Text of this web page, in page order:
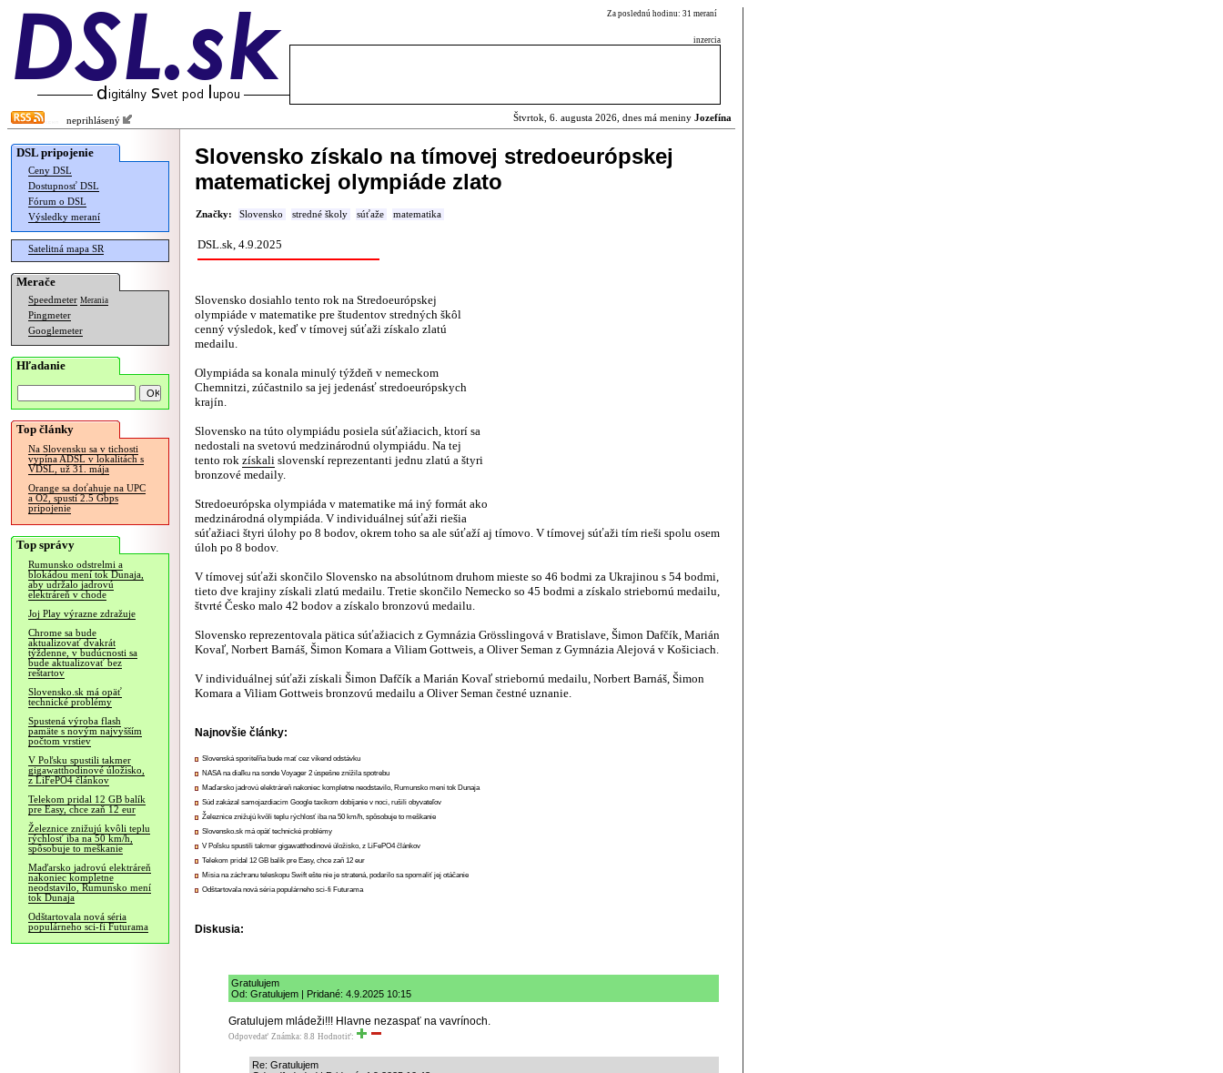
Za poslednú hodinu: 31 meraní
inzercia
neprihlásený Štvrtok, 6. augusta 2026, dnes má meniny Jozefína
DSL pripojenie
Ceny DSL
Dostupnosť DSL
Fórum o DSL
Výsledky meraní
Satelitná mapa SR
Merače
Speedmeter Merania
Pingmeter
Googlemeter
Hľadanie
Top články
Na Slovensku sa v tichosti
vypína ADSL v lokalitách s
VDSL, už 31. mája
Orange sa doťahuje na UPC
a O2, spustí 2.5 Gbps
pripojenie
Top správy
Rumunsko odstrelmi a
blokádou mení tok Dunaja,
aby udržalo jadrovú
elektráreň v chode
Joj Play výrazne zdražuje
Chrome sa bude
aktualizovať dvakrát
týždenne, v budúcnosti sa
bude aktualizovať bez
reštartov
Slovensko.sk má opäť
technické problémy
Spustená výroba flash
pamäte s novým najvyšším
počtom vrstiev
V Poľsku spustili takmer
gigawatthodinové úložisko,
z LiFePO4 článkov
Telekom pridal 12 GB balík
pre Easy, chce zaň 12 eur
Železnice znižujú kvôli teplu
rýchlosť iba na 50 km/h,
spôsobuje to meškanie
Maďarsko jadrovú elektráreň
nakoniec kompletne
neodstavilo, Rumunsko mení
tok Dunaja
Odštartovala nová séria
populárneho sci-fi Futurama
Slovensko získalo na tímovej stredoeurópskej
matematickej olympiáde zlato
Značky: Slovensko stredné školy súťaže matematika
DSL.sk, 4.9.2025
Slovensko dosiahlo tento rok na Stredoeurópskej
olympiáde v matematike pre študentov stredných škôl
cenný výsledok, keď v tímovej súťaži získalo zlatú
medailu.
Olympiáda sa konala minulý týždeň v nemeckom
Chemnitzi, zúčastnilo sa jej jedenásť stredoeurópskych
krajín.
Slovensko na túto olympiádu posiela súťažiacich, ktorí sa
nedostali na svetovú medzinárodnú olympiádu. Na tej
tento rok získali slovenskí reprezentanti jednu zlatú a štyri
bronzové medaily.
Stredoeurópska olympiáda v matematike má iný formát ako
medzinárodná olympiáda. V individuálnej súťaži riešia
súťažiaci štyri úlohy po 8 bodov, okrem toho sa ale súťaží aj tímovo. V tímovej súťaži tím rieši spolu osem
úloh po 8 bodov.
V tímovej súťaži skončilo Slovensko na absolútnom druhom mieste so 46 bodmi za Ukrajinou s 54 bodmi,
tieto dve krajiny získali zlatú medailu. Tretie skončilo Nemecko so 45 bodmi a získalo striebornú medailu,
štvrté Česko malo 42 bodov a získalo bronzovú medailu.
Slovensko reprezentovala pätica súťažiacich z Gymnázia Grösslingová v Bratislave, Šimon Dafčík, Marián
Kovaľ, Norbert Barnáš, Šimon Komara a Viliam Gottweis, a Oliver Seman z Gymnázia Alejová v Košiciach.
V individuálnej súťaži získali Šimon Dafčík a Marián Kovaľ striebornú medailu, Norbert Barnáš, Šimon
Komara a Viliam Gottweis bronzovú medailu a Oliver Seman čestné uznanie.
Najnovšie články:
Slovenská sporiteľňa bude mať cez víkend odstávku
NASA na diaľku na sonde Voyager 2 úspešne znížila spotrebu
Maďarsko jadrovú elektráreň nakoniec kompletne neodstavilo, Rumunsko mení tok Dunaja
Súd zakázal samojazdiacim Google taxíkom dobíjanie v noci, rušili obyvateľov
Železnice znižujú kvôli teplu rýchlosť iba na 50 km/h, spôsobuje to meškanie
Slovensko.sk má opäť technické problémy
V Poľsku spustili takmer gigawatthodinové úložisko, z LiFePO4 článkov
Telekom pridal 12 GB balík pre Easy, chce zaň 12 eur
Misia na záchranu teleskopu Swift ešte nie je stratená, podarilo sa spomaliť jej otáčanie
Odštartovala nová séria populárneho sci-fi Futurama
Diskusia:
Gratulujem
Od: Gratulujem | Pridané: 4.9.2025 10:15
Gratulujem mládeži!!! Hlavne nezaspať na vavrínoch.
Odpovedať Známka: 8.8 Hodnotiť:
Re: Gratulujem